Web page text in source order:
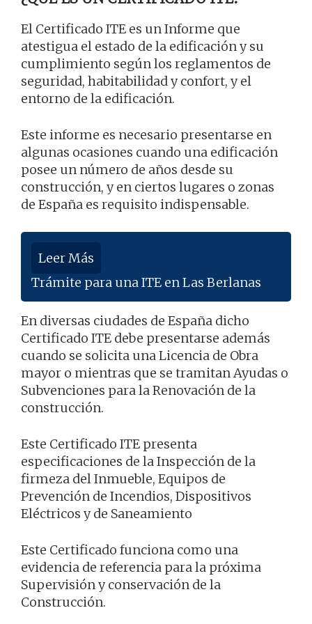
El Certificado ITE es un Informe que
atestigua el estado de la edificación y su
cumplimiento según los reglamentos de
seguridad, habitabilidad y confort, y el
entorno de la edificación.
Este informe es necesario presentarse en
algunas ocasiones cuando una edificación
posee un número de años desde su
construcción, y en ciertos lugares o zonas
de España es requisito indispensable.
Leer Más
Trámite para una ITE en Las Berlanas
En diversas ciudades de España dicho
Certificado ITE debe presentarse además
cuando se solicita una Licencia de Obra
mayor o mientras que se tramitan Ayudas o
Subvenciones para la Renovación de la
construcción.
Este Certificado ITE presenta
especificaciones de la Inspección de la
firmeza del Inmueble, Equipos de
Prevención de Incendios, Dispositivos
Eléctricos y de Saneamiento
Este Certificado funciona como una
evidencia de referencia para la próxima
Supervisión y conservación de la
Construcción.